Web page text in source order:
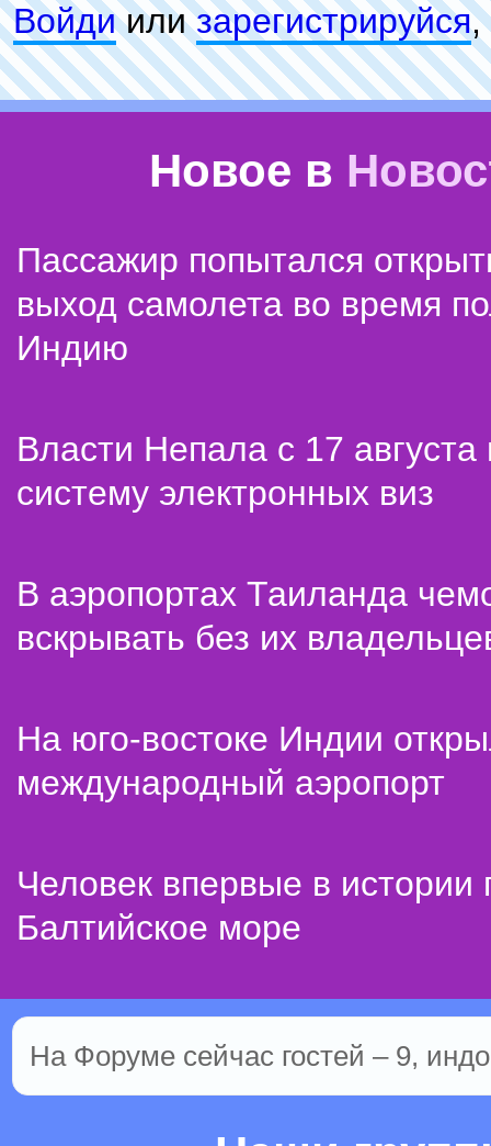
Войдиилизарeгиcтpируйся,
Новое в
Пассажир попытался
выход самолета во время
Индию
Власти Непала с 17 августа
систему электронных виз
В аэропортах Таиланда
вскрывать без их
На юго-востоке Индии
международный аэропорт
Человек впервые в истории
Балтийское море
На Форуме сейчас гостей – 9,